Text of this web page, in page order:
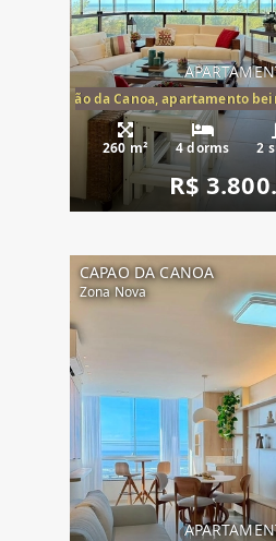
mar Capão da Canoa, apartamento
260 m² 4 dorms 2
R$
CAPAO DA CANOA
Zona Nova